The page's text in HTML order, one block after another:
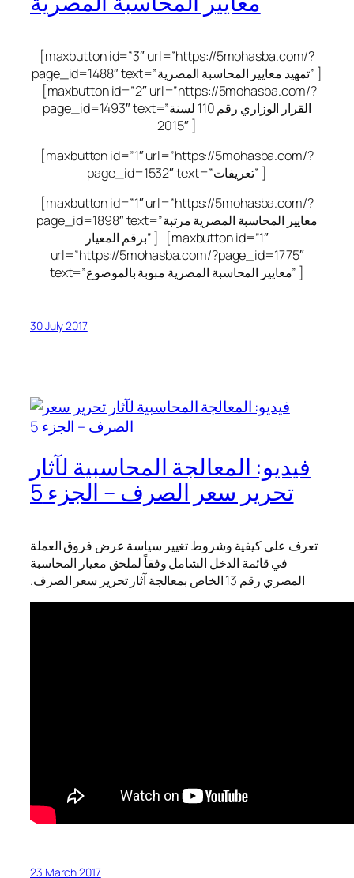
[maxbutton id=”3″ url=”https://5mohasba.com/?
page_id=1488″ text=”تمهيد معايير المحاسبة المصرية” ]
[maxbutton id=”2″ url=”https://5mohasba.com/?
page_id=1493″ text=”القرار الوزاري رقم 110 لسنة
2015″ ]
[maxbutton id=”1″ url=”https://5mohasba.com/?
page_id=1532″ text=”تعريفات” ]
[maxbutton id=”1″ url=”https://5mohasba.com/?
page_id=1898″ text=”معايير المحاسبة المصرية مرتبة
برقم المعيار” ] [maxbutton id=”1″
url=”https://5mohasba.com/?page_id=1775″
text=”معايير المحاسبة المصرية مبوبة بالموضوع” ]
30 July 2017
فيديو: المعالجة المحاسبية لآثار
تحرير سعر الصرف – الجزء 5
تعرف على كيفية وشروط تغيير سياسة عرض فروق العملة
في قائمة الدخل الشامل وفقاً لملحق معيار المحاسبة
المصري رقم 13 الخاص بمعالجة آثار تحرير سعر الصرف.
23 March 2017